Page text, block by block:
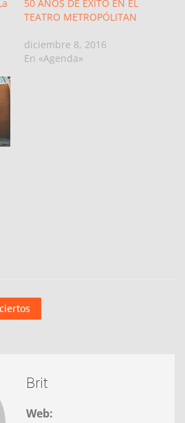
50 AÑOS DE ÉXITO EN EL
TEATRO METROPÓLITAN
diciembre 8, 2016
En «Agenda»
Brit
Web: